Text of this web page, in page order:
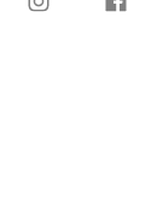
Kopien dieser